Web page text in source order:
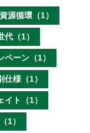
資源循環（1）
代（1）
ペーン（1）
仕様（1）
イト（1）
1）